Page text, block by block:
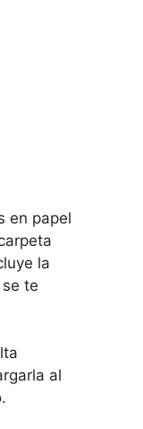
en papel
la
te
al